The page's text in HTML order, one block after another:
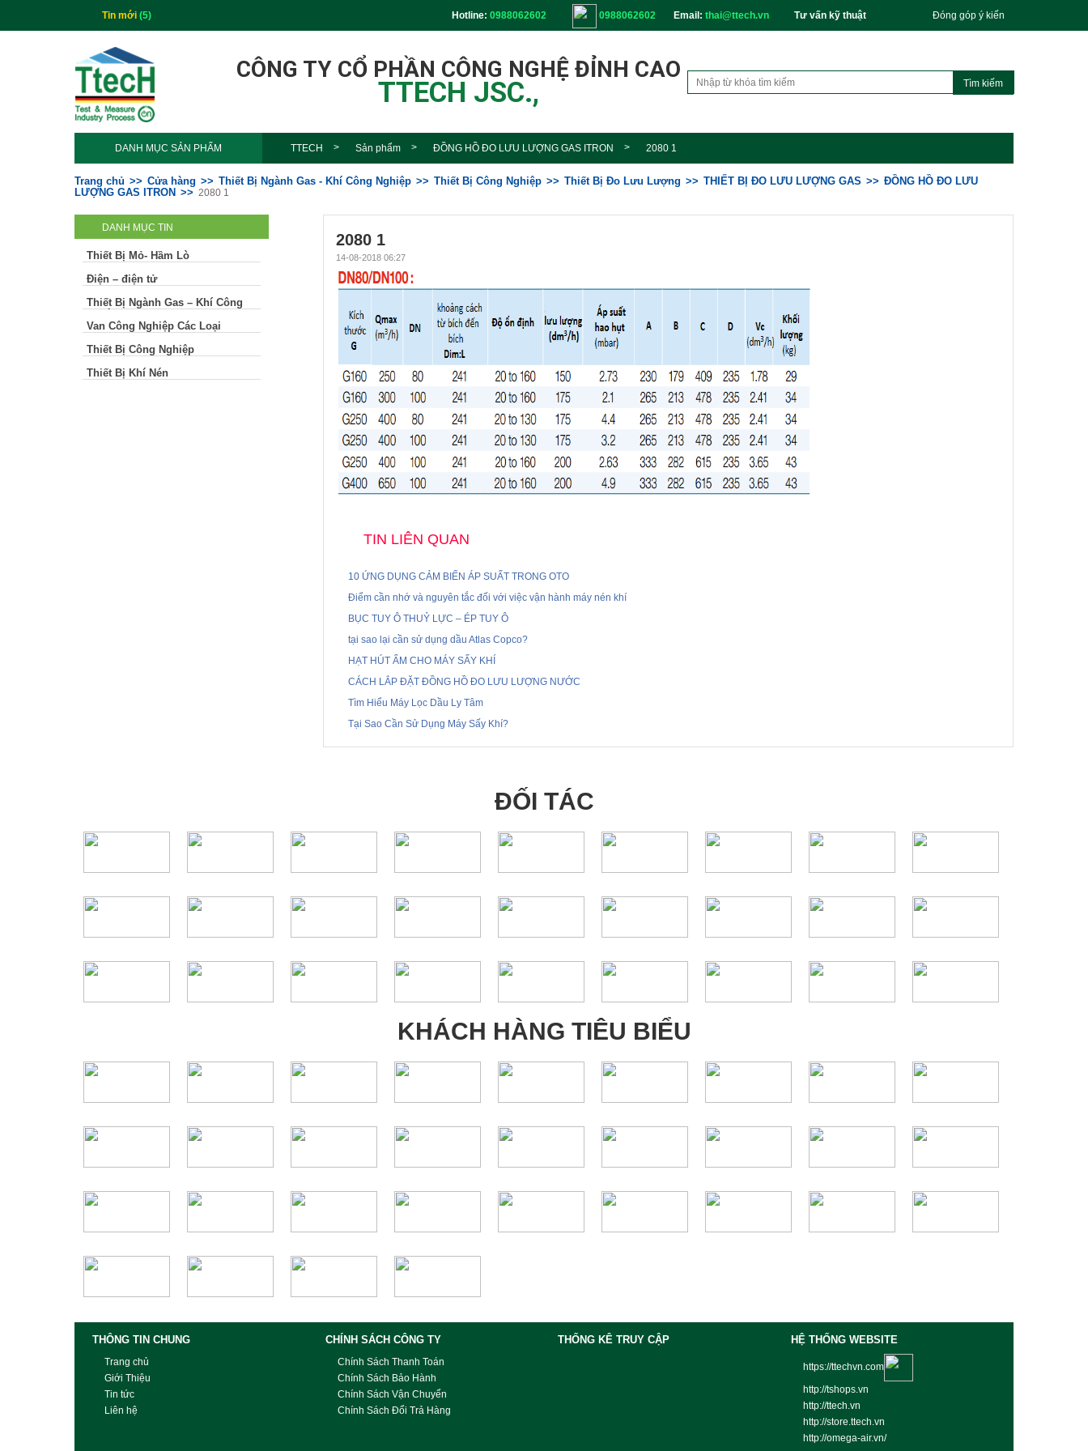
Tin mới (5) Hotline: 0988062602 0988062602 Email: thai@ttech.vn Tư vấn kỹ thuật Đóng góp ý kiến
CÔNG TY CỔ PHẦN CÔNG NGHỆ ĐỈNH CAO
TTECH JSC.,
DANH MỤC SẢN PHẨM TTECH Sản phẩm ĐỒNG HỒ ĐO LƯU LƯỢNG GAS ITRON 2080 1
Trang chủ Cửa hàng Thiết Bị Ngành Gas - Khí Công Nghiệp Thiết Bị Công Nghiệp Thiết Bị Đo Lưu Lượng THIẾT BỊ ĐO LƯU LƯỢNG GAS
ĐỒNG HỒ ĐO LƯU
LƯỢNG GAS ITRON
2080 1
DANH MỤC TIN
Thiết Bị Mỏ- Hầm Lò
Điện – điện tử
Thiết Bị Ngành Gas – Khí Công
Van Công Nghiệp Các Loại
Thiết Bị Công Nghiệp
Thiết Bị Khí Nén
2080 1
14-08-2018 06:27
TIN LIÊN QUAN
10 ỨNG DỤNG CẢM BIẾN ÁP SUẤT TRONG OTO
Điểm cần nhớ và nguyên tắc đối với việc vận hành máy nén khí
BỤC TUY Ô THUỶ LỰC – ÉP TUY Ô
tại sao lại cần sử dụng dầu Atlas Copco?
HẠT HÚT ẨM CHO MÁY SẤY KHÍ
CÁCH LẮP ĐẶT ĐỒNG HỒ ĐO LƯU LƯỢNG NƯỚC
Tìm Hiểu Máy Lọc Dầu Ly Tâm
Tại Sao Cần Sử Dụng Máy Sấy Khí?
ĐỐI TÁC
KHÁCH HÀNG TIÊU BIỂU
THÔNG TIN CHUNG
Trang chủ
Giới Thiệu
Tin tức
Liên hệ
CHÍNH SÁCH CÔNG TY
Chính Sách Thanh Toán
Chính Sách Bảo Hành
Chính Sách Vận Chuyển
Chính Sách Đổi Trả Hàng
THỐNG KÊ TRUY CẬP HỆ THỐNG WEBSITE
https://ttechvn.com
http://tshops.vn
http://ttech.vn
http://store.ttech.vn
http://omega-air.vn/